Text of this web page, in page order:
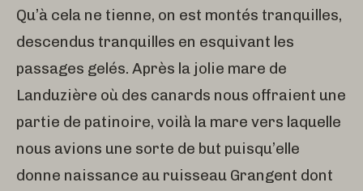
Qu’à cela ne tienne, on est montés tranquilles,
descendus tranquilles en esquivant les
passages gelés. Après la jolie mare de
Landuzière où des canards nous offraient une
partie de patinoire, voilà la mare vers laquelle
nous avions une sorte de but puisqu’elle
donne naissance au ruisseau Grangent dont